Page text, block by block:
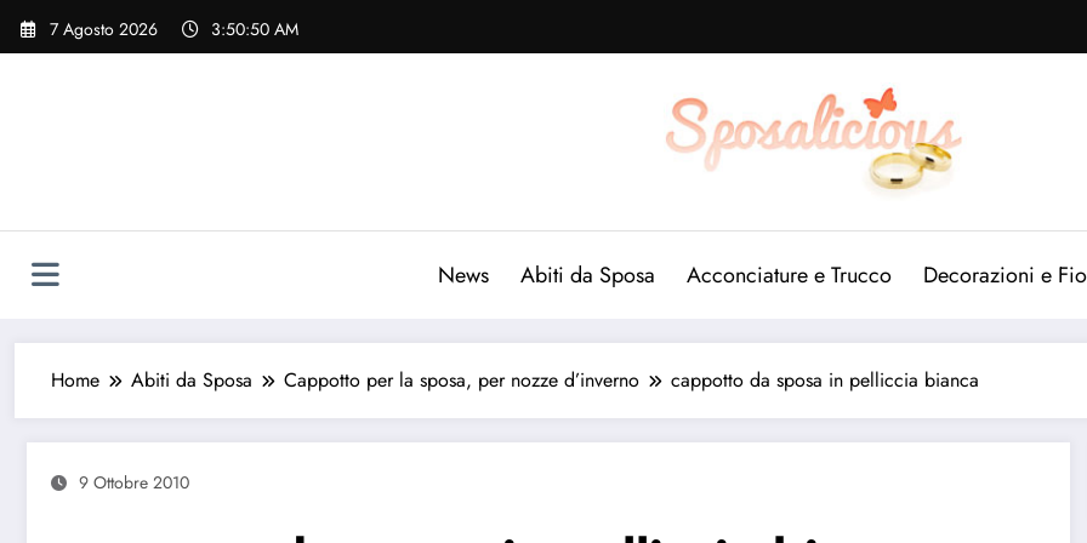
Vai
7 Agosto 2026 3:50:51 AM
News Abiti da Sposa Acconciature e Trucco Decorazioni e
Home Abiti da Sposa Cappotto per la sposa, per nozze d’inverno cappotto da sposa in pelliccia bianca
9 Ottobre 2010